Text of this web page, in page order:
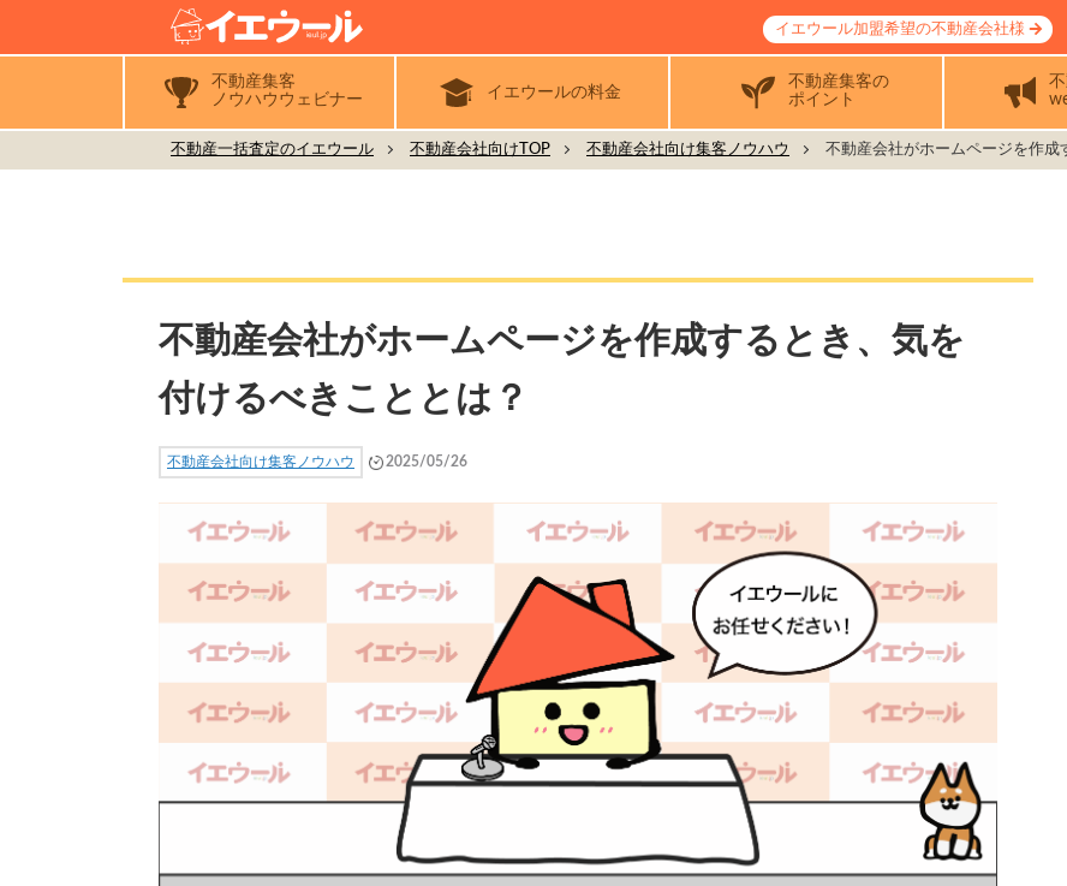
イエウール加盟希望の不動産会社様
不動産集客
ノウハウウェビナー
イエウールの料金
不動産集客の
ポイント
不動産一括査定のイエウール 不動産会社向けTOP 不動産会社向け集客ノウハウ 不動産会社がホームページを作成
不動産会社がホームページを作成するとき、気を
付けるべきこととは？
不動産会社向け集客ノウハウ 2025/05/26